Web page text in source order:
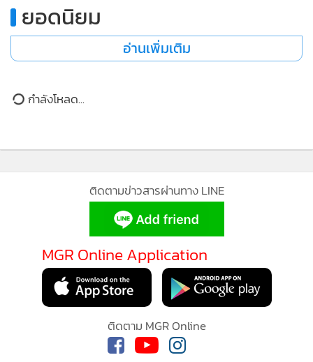
ยอดนิยม
อ่านเพิ่มเติม
กำลังโหลด...
MGR Online ใช้คุกกี้ (Cookies)
MGR Online ใช้คุกกี้ เพื่อจัดการข้อมูลส่วนบุคคลเพื่อนำเสนอ
ประสบการณ์คอนเทนต์ที่ดีที่สุดให้กับผู้อ่านบนเว็บไซต์ และ
แอพพลิเคชั่น เงื่อนไขการใช้งานเว็บไซต์
ส่วนบุคคล
รับทราบ